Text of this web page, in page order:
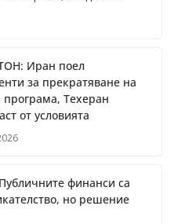
Иран поел
за прекратяване на
програма, Техеран
от условията
финанси са
но решение